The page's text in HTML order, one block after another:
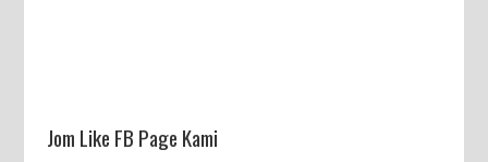
Jom Like FB Page Kami